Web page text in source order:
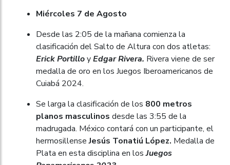
Miércoles 7 de Agosto
Desde las 2:05 de la mañana comienza la
clasificación del Salto de Altura con dos atletas:
Erick PortilloyEdgar Rivera. Rivera viene de ser
medalla de oro en los Juegos Iberoamericanos de
Cuiabá 2024.
Se larga la clasificación de los 800 metros
planos masculinos desde las 3:55 de la
madrugada. México contará con un participante, el
hermosillenseJesús Tonatiú López. Medalla de
Plata en esta disciplina en losJuegos